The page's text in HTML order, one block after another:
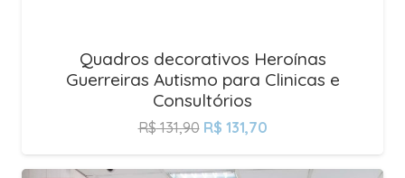
Quadros decorativos Heroínas
Guerreiras Autismo para Clinicas e
Consultórios
R$131,90 R$ 131,70